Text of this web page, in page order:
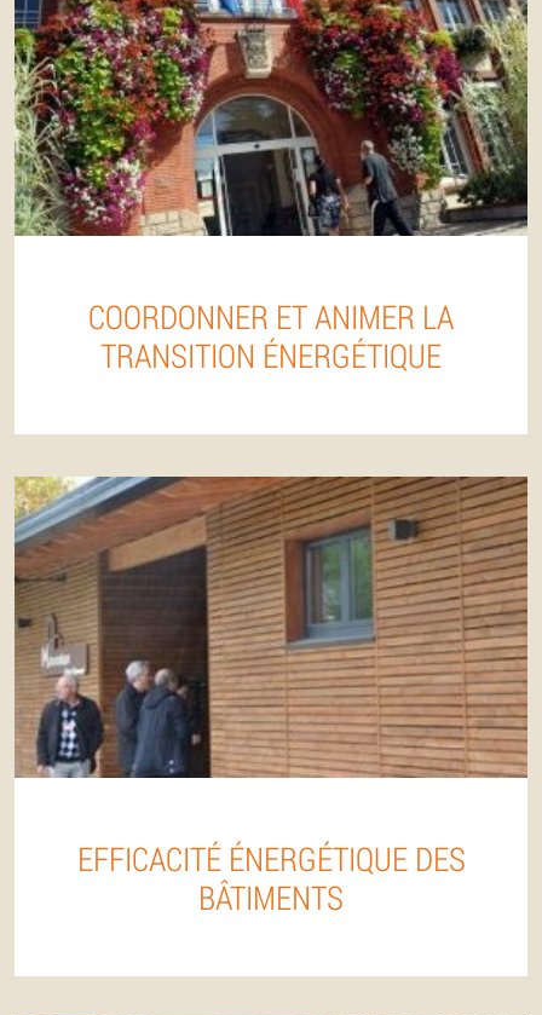
COORDONNER ET ANIMER LA
TRANSITION ÉNERGÉTIQUE
EFFICACITÉ ÉNERGÉTIQUE DES
BÂTIMENTS